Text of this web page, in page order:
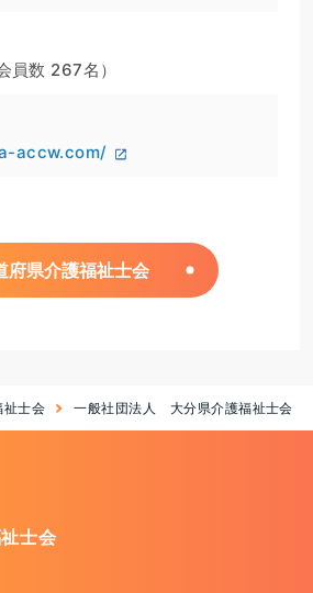
員数 267名）
accw.com/
府県介護福祉士会
祉士会 一般社団法人 大分県介護福祉士会
士会